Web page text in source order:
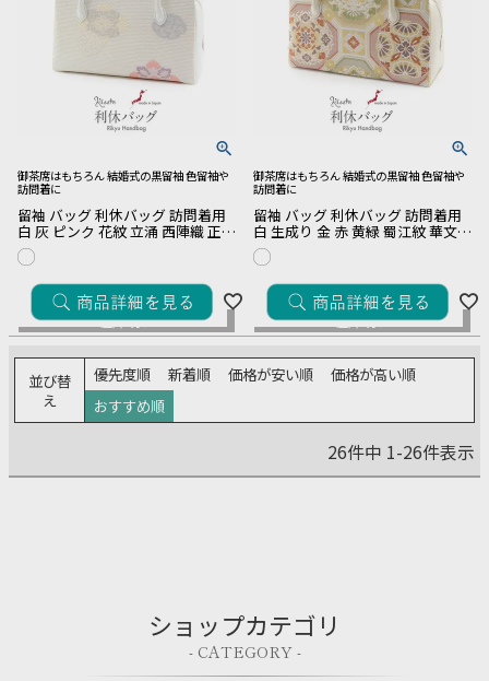
御茶席はもちろん 結婚式の黒留袖 色留袖や
訪問着に
留袖 バッグ 利休バッグ 訪問着用
白 灰 ピンク 花紋 立涌 西陣織 正絹
帯地 日本製 黒留袖 色留袖 訪問着
礼装用 フォーマル
27,500税込
在庫切れ
御茶席はもちろん 結婚式の黒留袖 色留袖や
訪問着に
留袖 バッグ 利休バッグ 訪問着用
白 生成り 金 赤 黄緑 蜀江紋 華文
西陣織 正絹帯地 日本製 黒留袖 色
留袖 訪問着 礼装用 フォーマル
27,500税込
在庫切れ
並び替
え
優先度順 新着順 価格が安い順
価格が高い順
おすすめ順
26件中 1-26件表示
ショップカテゴリ
- CATEGORY -